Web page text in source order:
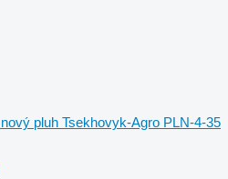
nový pluh Tsekhovyk-Agro PLN-4-35